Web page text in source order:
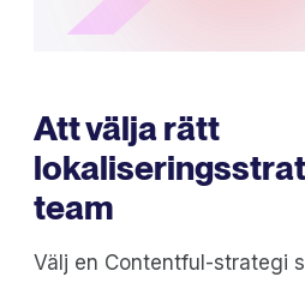
Att välja rätt
team
Välj en Contentful-strategi